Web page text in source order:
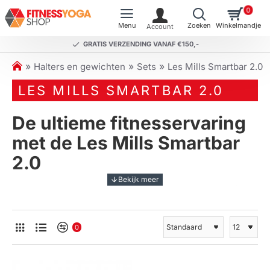
GRATIS VERZENDING VANAF €150,-
0
h
o
m
Halters en gewichten Sets Les Mills Smartbar 2.0
LES MILLS SMARTBAR 2.0
De ultieme fitnesservaring
met de Les Mills Smartbar
2.0
Ontdek de kracht en veelzijdigheid van de
speciaal is ontworpen voor effectieve en efficiënte
trainingen. Deze geavanceerde bodypump set is
uitgerust met een gepatenteerd kliksysteem,
0